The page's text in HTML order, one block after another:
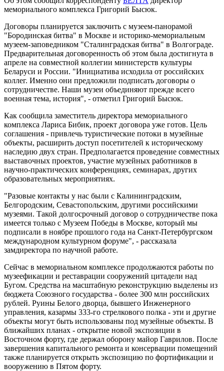
мемориального комплекса Григорий Бысюк.
Договоры планируется заключить с музеем-панорамой
"Бородинская битва" в Москве и историко-мемориальным
музеем-заповедником "Сталинградская битва" в Волгограде.
Предварительная договоренность об этом была достигнута в
апреле на совместной коллегии министерств культуры
Беларуси и России. "Инициатива исходила от российских
коллег. Именно они предложили подписать договоры о
сотрудничестве. Наши музеи объединяют прежде всего
военная тема, история", - отметил Григорий Бысюк.
Как сообщила заместитель директора мемориального
комплекса Лариса Бибик, проект договора уже готов. Цель
соглашения - привлечь туристические потоки в музейные
объекты, расширить доступ посетителей к историческому
наследию двух стран. Предполагается проведение совместных
выставочных проектов, участие музейных работников в
научно-практических конференциях, семинарах, других
образовательных мероприятиях.
"Разовые контакты у нас были с Калининградским,
Белгородским, Севастопольским, другими российскими
музеями. Такой долгосрочный договор о сотрудничестве пока
имеется только с Музеем Победы в Москве, который мы
подписали в ноябре прошлого года на Санкт-Петербургском
международном культурном форуме", - рассказала
замдиректора по научной работе.
Сейчас в мемориальном комплексе продолжаются работы по
музеефикации и реставрации сооружений цитадели над
Бугом. Средства на масштабную реконструкцию выделены из
бюджета Союзного государства - более 300 млн российских
рублей. Руины Белого дворца, бывшего Инженерного
управления, казармы 333-го стрелкового полка - эти и другие
объекты могут быть использованы под музейные объекты. В
ближайших планах - открытие новой экспозиции в
Восточном форту, где держал оборону майор Гаврилов. После
завершения капитального ремонта и консервации помещений
также планируется открыть экспозицию по фортификации и
вооружению в Пятом форту.